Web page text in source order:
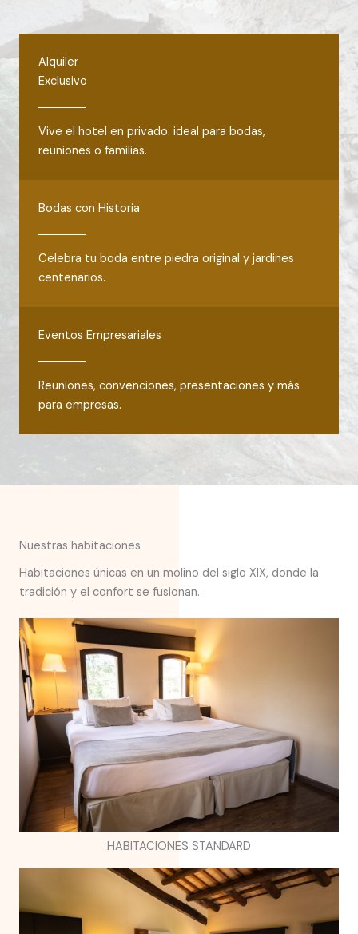
Alquiler
Exclusivo
Vive el hotel en privado: ideal para bodas,
reuniones o familias.
Bodas con Historia
Celebra tu boda entre piedra original y jardines
centenarios.
Eventos Empresariales
Reuniones, convenciones, presentaciones y más
para empresas.
Nuestras habitaciones
Habitaciones únicas en un molino del siglo XIX, donde la
tradición y el confort se fusionan.
HABITACIONES STANDARD